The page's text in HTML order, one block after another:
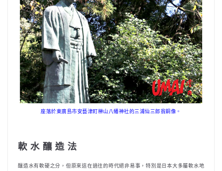
座落於東廣島市安藝津町榊山八幡神社的三浦仙三郎翁銅像。
軟 水 釀 造 法
釀造水有軟硬之分，但原來這在過往的時代絕非易事，特別是日本大多屬軟水地